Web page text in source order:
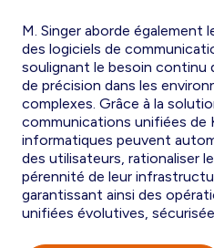
M. Singer aborde également
des logiciels de
soulignant le besoin continu
de précision dans les
complexes. Grâce à la
communications unifiées de
informatiques peuvent
des utilisateurs, rationaliser
pérennité de leur
garantissant ainsi des
unifiées évolutives,